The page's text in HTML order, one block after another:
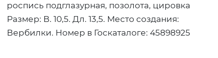
роспись подглазурная, позолота, цировка
Размер: В. 10,5. Дл. 13,5. Место создания:
Вербилки. Номер в Госкаталоге: 45898925